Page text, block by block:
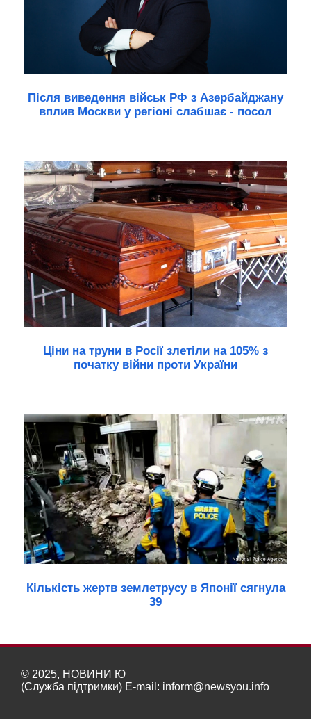
Після виведення військ РФ з Азербайджану
вплив Москви у регіоні слабшає - посол
Ціни на труни в Росії злетіли на 105% з
початку війни проти України
Кількість жертв землетрусу в Японії сягнула
39
© 2025, НОВИНИ Ю
(Служба підтримки) E-mail: inform@newsyou.info